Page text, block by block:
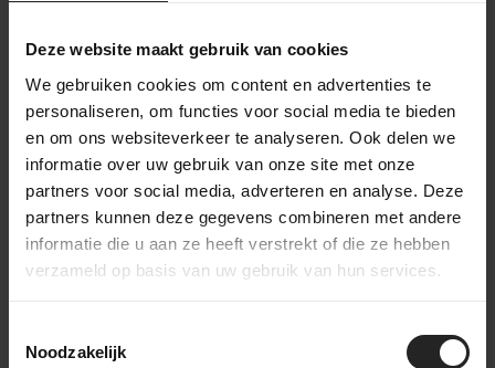
Deze website maakt gebruik van cookies
We gebruiken cookies om content en advertenties te
personaliseren, om functies voor social media te bieden
en om ons websiteverkeer te analyseren. Ook delen we
informatie over uw gebruik van onze site met onze
partners voor social media, adverteren en analyse. Deze
partners kunnen deze gegevens combineren met andere
informatie die u aan ze heeft verstrekt of die ze hebben
verzameld op basis van uw gebruik van hun services.
Noodzakelijk
Aerobar Pack 2,5 L
112,-
Backcountry
Zubehör Tasche
65,-